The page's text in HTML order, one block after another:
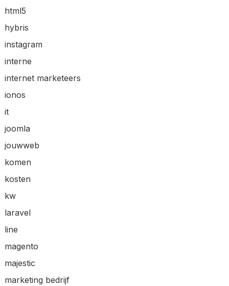
html5
hybris
instagram
interne
internet marketeers
ionos
it
joomla
jouwweb
komen
kosten
kw
laravel
line
magento
majestic
marketing bedrijf